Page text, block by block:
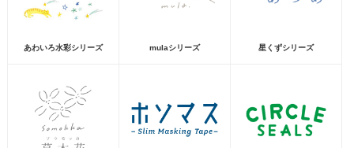
あわいろ水彩シリーズ mulaシリーズ 星くずシリーズ